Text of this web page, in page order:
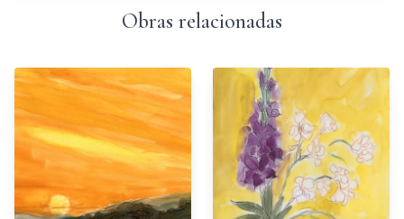
Obras relacionadas